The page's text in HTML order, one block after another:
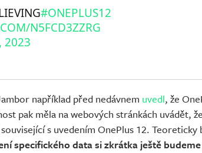
#ONEPLUS12
N5FCD3ZZRG
2023
například před nedávnem uvedl, že
pak měla na webových stránkách uvádět,
s uvedením OnePlus 12.
specifického data si zkrátka ještě